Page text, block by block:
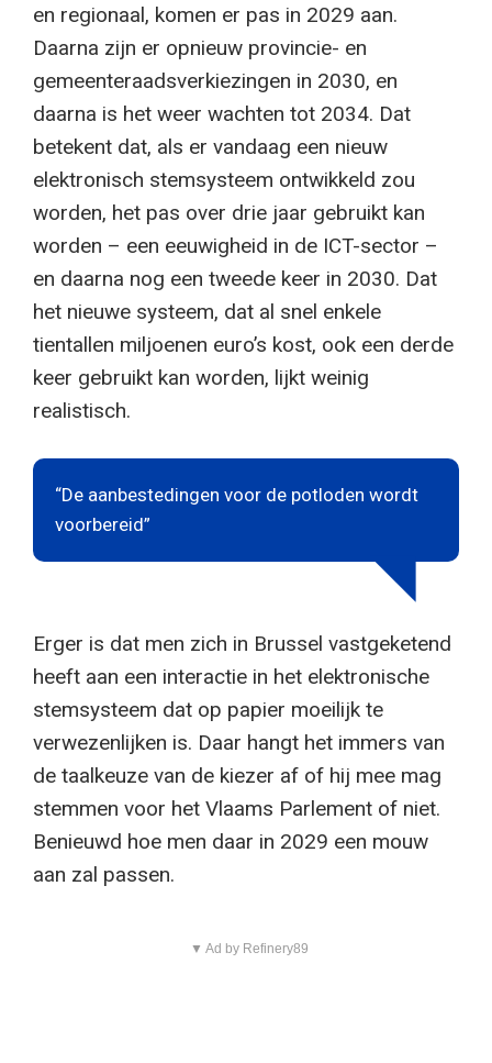
en regionaal, komen er pas in 2029 aan.
Daarna zijn er opnieuw provincie- en
gemeenteraadsverkiezingen in 2030, en
daarna is het weer wachten tot 2034. Dat
betekent dat, als er vandaag een nieuw
elektronisch stemsysteem ontwikkeld zou
worden, het pas over drie jaar gebruikt kan
worden – een eeuwigheid in de ICT-sector –
en daarna nog een tweede keer in 2030. Dat
het nieuwe systeem, dat al snel enkele
tientallen miljoenen euro’s kost, ook een derde
keer gebruikt kan worden, lijkt weinig
realistisch.
“De aanbestedingen voor de potloden wordt
voorbereid”
Erger is dat men zich in Brussel vastgeketend
heeft aan een interactie in het elektronische
stemsysteem dat op papier moeilijk te
verwezenlijken is. Daar hangt het immers van
de taalkeuze van de kiezer af of hij mee mag
stemmen voor het Vlaams Parlement of niet.
Benieuwd hoe men daar in 2029 een mouw
aan zal passen.
▼ Ad by Refinery89